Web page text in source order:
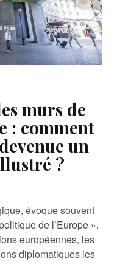
murs de
: comment
un
?
évoque souvent
de l’Europe ».
européennes, les
diplomatiques les